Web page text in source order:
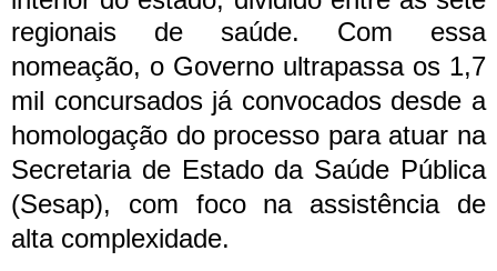
regionais de saúde. Com essa
nomeação, o Governo ultrapassa os 1,7
mil concursados já convocados desde a
homologação do processo para atuar na
Secretaria de Estado da Saúde Pública
(Sesap), com foco na assistência de
alta complexidade.